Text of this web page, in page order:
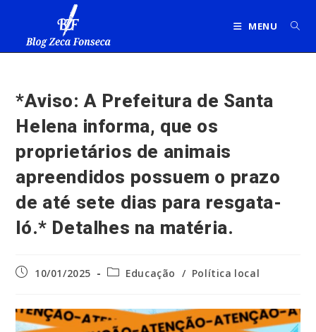
MENU
*Aviso: A Prefeitura de Santa
Helena informa, que os
proprietários de animais
apreendidos possuem o prazo
de até sete dias para resgata-
ló.* Detalhes na matéria.
Post10/01/2025
Categoria
Educação / Política local